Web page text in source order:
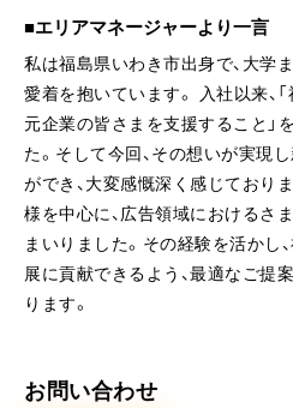
エリアマネージャーより一言
私は福島県いわき市出身で、大学
愛着を抱いています。 入社以来、
元企業の皆さまを支援すること」
た。そして今回、その想いが実現
ができ、大変感慨深く感じており
様を中心に、広告領域におけるさ
まいりました。その経験を活かし
展に貢献できるよう、最適なご提
ります。
お問い合わせ